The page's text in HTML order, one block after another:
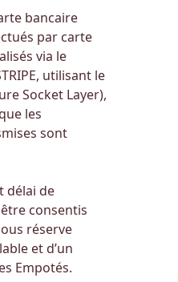
bancaire
par carte
via le
utilisant le
Socket Layer),
les
sont
délai de
consentis
réserve
et d’un
Empotés.